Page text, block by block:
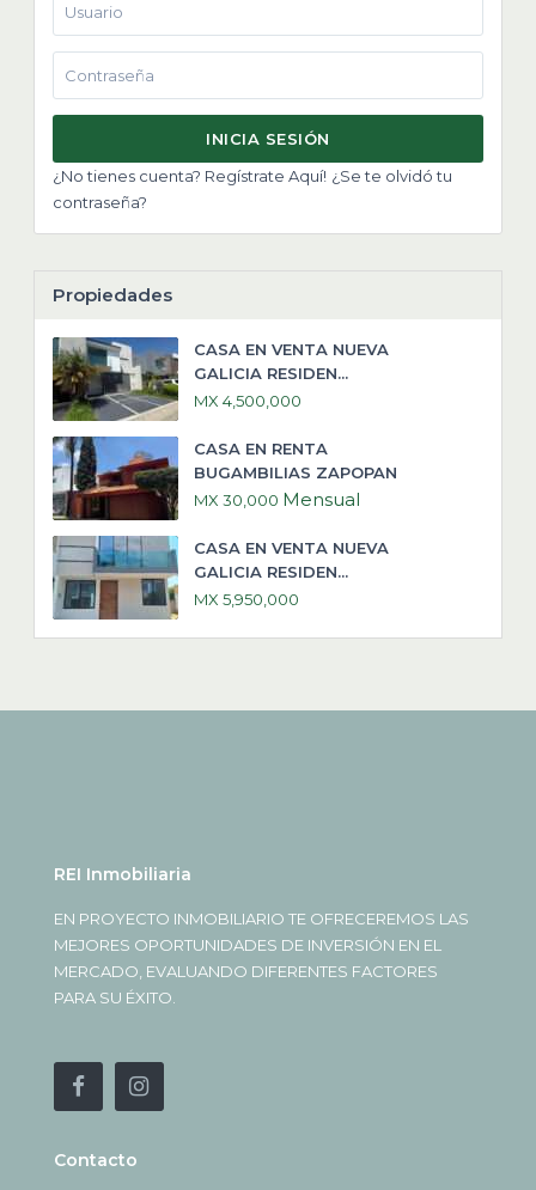
INICIA SESIÓN
¿No tienes cuenta? Regístrate Aquí! ¿Se te olvidó tu
contraseña?
Propiedades
CASA EN VENTA NUEVA
GALICIA RESIDEN...
MX 4,500,000
CASA EN RENTA
BUGAMBILIAS ZAPOPAN
MX 30,000 Mensual
CASA EN VENTA NUEVA
GALICIA RESIDEN...
MX 5,950,000
REI Inmobiliaria
EN PROYECTO INMOBILIARIO TE OFRECEREMOS LAS
MEJORES OPORTUNIDADES DE INVERSIÓN EN EL
MERCADO, EVALUANDO DIFERENTES FACTORES
PARA SU ÉXITO.
Contacto